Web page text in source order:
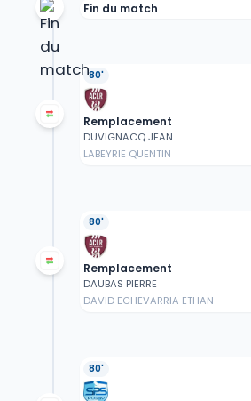
Fin du match
80'
Remplacement
DUVIGNACQ JEAN
LABEYRIE QUENTIN
80'
Remplacement
DAUBAS PIERRE
DAVID ECHEVARRIA ETHAN
80'